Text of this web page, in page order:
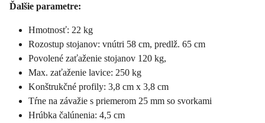
Ďalšie parametre:
Hmotnosť: 22 kg
Rozostup stojanov: vnútri 58 cm, predlž. 65 cm
Povolené zaťaženie stojanov 120 kg,
Max. zaťaženie lavice: 250 kg
Konštrukčné profily: 3,8 cm x 3,8 cm
Tŕne na závažie s priemerom 25 mm so svorkami
Hrúbka čalúnenia: 4,5 cm